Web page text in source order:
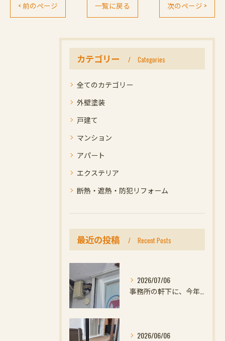
< 前のページ 一覧に戻る 次のページ >
カテゴリー Categories
全てのカテゴリー
外壁塗装
戸建て
マンション
アパート
エクステリア
断熱・遮熱・防犯リフォーム
最近の投稿 Recent Posts
2026/07/06
2026/06/06